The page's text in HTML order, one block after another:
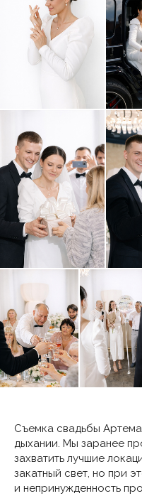
Съемка свадьбы
дыхании. Мы заранее
захватить лучшие
закатный свет, но при
и непринужденность